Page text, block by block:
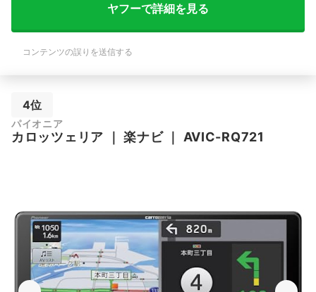
ヤフーで詳細を見る
コンテンツの誤りを送信する
4位
パイオニア
カロッツェリア ｜楽ナビ｜ AVIC-RQ721